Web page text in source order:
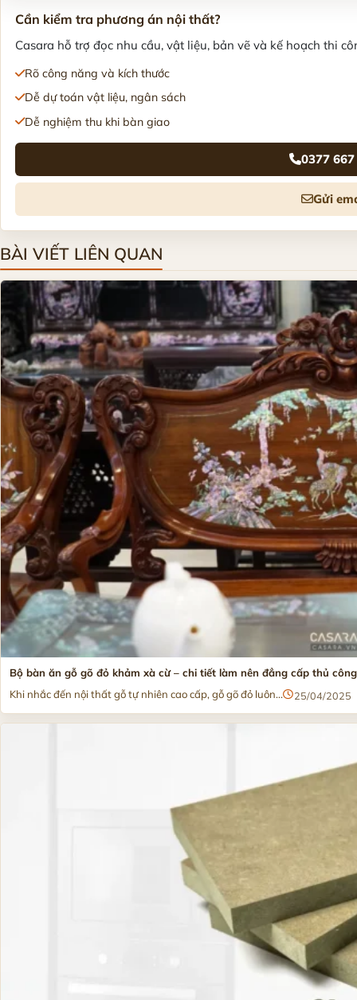
Cần kiểm tra phương án nội thất?
Casara hỗ trợ đọc nhu cầu, vật liệu, bản vẽ và kế hoạch thi
Rõ công năng và kích thước
Dễ dự toán vật liệu, ngân sách
Dễ nghiệm thu khi bàn giao
0377
Gửi
BÀI VIẾT LIÊN QUAN
Bộ bàn ăn gỗ gõ đỏ khảm xà cừ – chi tiết làm nên đẳng cấp thủ công
Khi nhắc đến nội thất gỗ tự nhiên cao cấp, gỗ gõ đỏ luôn...
25/04/2025